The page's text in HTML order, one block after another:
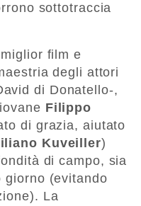
sottotraccia
film e
degli attori
di Donatello-,
Filippo
di grazia, aiutato
Kuveiller)
di campo, sia
giorno (evitando
La